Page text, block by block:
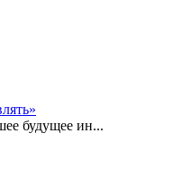
будущее ин...